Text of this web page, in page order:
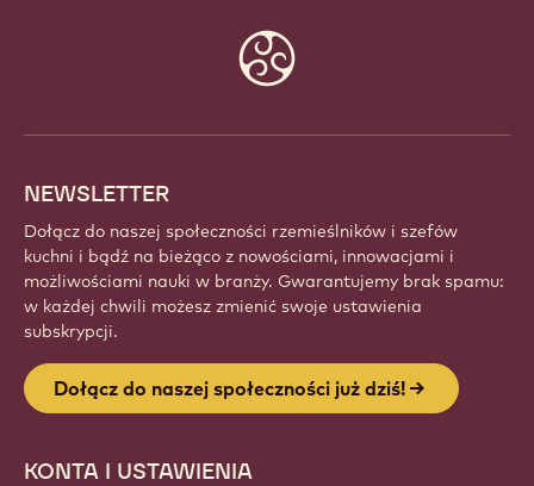
NEWSLETTER
Dołącz do naszej społeczności rzemieślników i szefów
kuchni i bądź na bieżąco z nowościami, innowacjami i
możliwościami nauki w branży. Gwarantujemy brak spamu:
w każdej chwili możesz zmienić swoje ustawienia
subskrypcji.
Dołącz do naszej społeczności już dziś!
KONTA I USTAWIENIA